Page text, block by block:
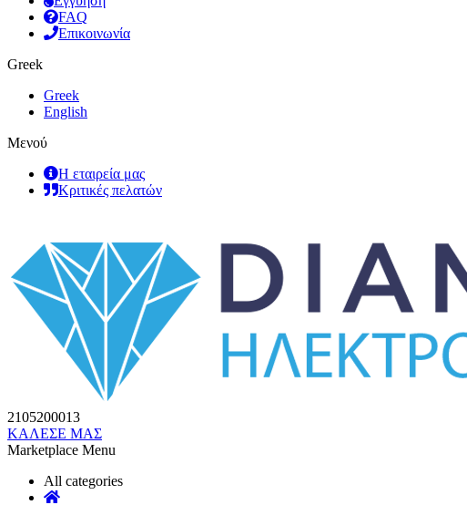
FAQ
Επικοινωνία
Greek
Greek
English
Μενού
Η εταιρεία μας
Κριτικές πελατών
2105200013
ΚΑΛΕΣΕ ΜΑΣ
Marketplace Menu
All categories